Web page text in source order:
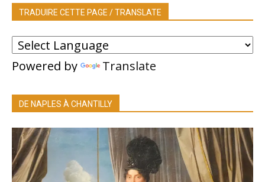
TRADUIRE CETTE PAGE / TRANSLATE
Powered by Translate
DE NAPLES À CHANTILLY